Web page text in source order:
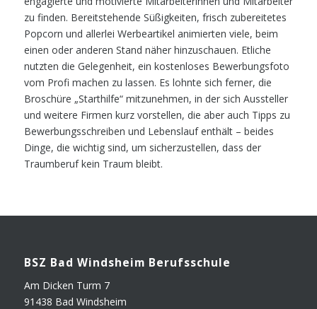
zu finden. Bereitstehende Süßigkeiten, frisch zubereitetes
Popcorn und allerlei Werbeartikel animierten viele, beim
einen oder anderen Stand näher hinzuschauen. Etliche
nutzten die Gelegenheit, ein kostenloses Bewerbungsfoto
vom Profi machen zu lassen. Es lohnte sich ferner, die
Broschüre „Starthilfe“ mitzunehmen, in der sich Aussteller
und weitere Firmen kurz vorstellen, die aber auch Tipps zu
Bewerbungsschreiben und Lebenslauf enthält – beides
Dinge, die wichtig sind, um sicherzustellen, dass der
Traumberuf kein Traum bleibt.
BSZ Bad Winds­heim Berufsschule
Am Dicken Turm 7
91438 Bad Windsheim